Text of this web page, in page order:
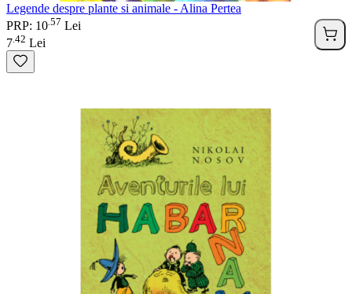
Legende despre plante si animale - Alina Pertea
PRP: 10 57 Lei
7 42 Lei